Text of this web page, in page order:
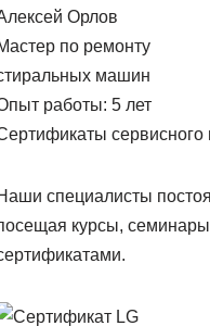
Орлов
по ремонту
машин
работы: 5 лет
сервисного
специалисты
курсы,